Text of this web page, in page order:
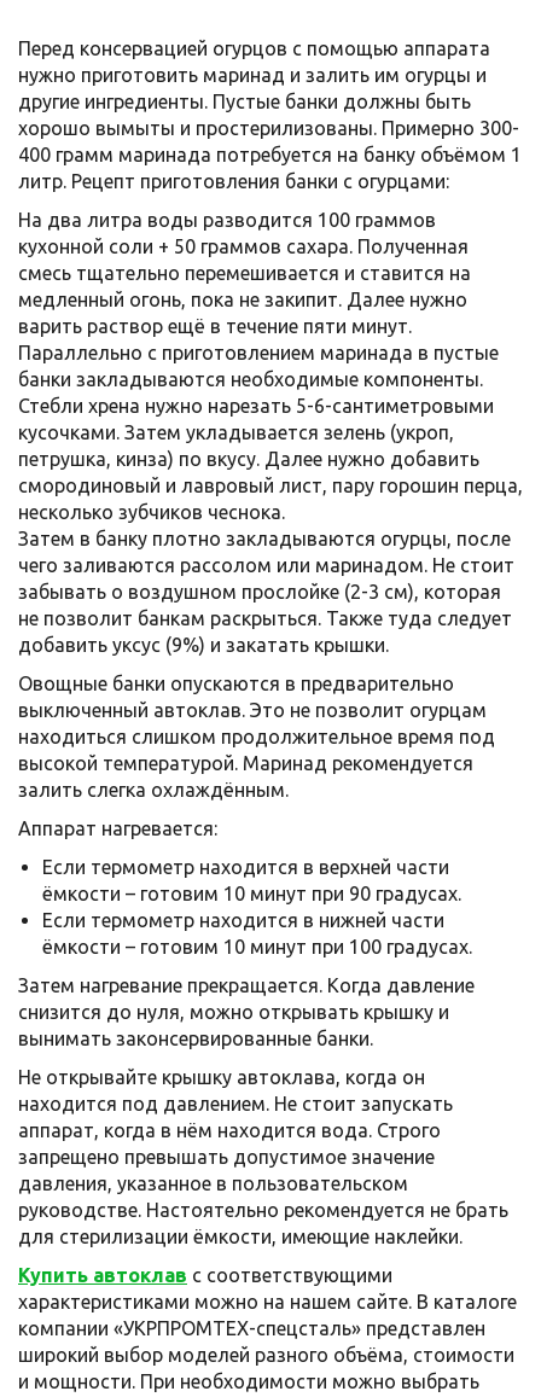
Перед консервацией огурцов с помощью аппарата
нужно приготовить маринад и залить им огурцы и
другие ингредиенты. Пустые банки должны быть
хорошо вымыты и простерилизованы. Примерно 300-
400 грамм маринада потребуется на банку объёмом 1
литр. Рецепт приготовления банки с огурцами:
На два литра воды разводится 100 граммов
кухонной соли + 50 граммов сахара. Полученная
смесь тщательно перемешивается и ставится на
медленный огонь, пока не закипит. Далее нужно
варить раствор ещё в течение пяти минут.
Параллельно с приготовлением маринада в пустые
банки закладываются необходимые компоненты.
Стебли хрена нужно нарезать 5-6-сантиметровыми
кусочками. Затем укладывается зелень (укроп,
петрушка, кинза) по вкусу. Далее нужно добавить
смородиновый и лавровый лист, пару горошин перца,
несколько зубчиков чеснока.
Затем в банку плотно закладываются огурцы, после
чего заливаются рассолом или маринадом. Не стоит
забывать о воздушном прослойке (2-3 см), которая
не позволит банкам раскрыться. Также туда следует
добавить уксус (9%) и закатать крышки.
Овощные банки опускаются в предварительно
выключенный автоклав. Это не позволит огурцам
находиться слишком продолжительное время под
высокой температурой. Маринад рекомендуется
залить слегка охлаждённым.
Аппарат нагревается:
Если термометр находится в верхней части
ёмкости – готовим 10 минут при 90 градусах.
Если термометр находится в нижней части
ёмкости – готовим 10 минут при 100 градусах.
Затем нагревание прекращается. Когда давление
снизится до нуля, можно открывать крышку и
вынимать законсервированные банки.
Не открывайте крышку автоклава, когда он
находится под давлением. Не стоит запускать
аппарат, когда в нём находится вода. Строго
запрещено превышать допустимое значение
давления, указанное в пользовательском
руководстве. Настоятельно рекомендуется не брать
для стерилизации ёмкости, имеющие наклейки.
Купить автоклав с соответствующими
характеристиками можно на нашем сайте. В каталоге
компании «УКРПРОМТЕХ-спецсталь» представлен
широкий выбор моделей разного объёма, стоимости
и мощности. При необходимости можно выбрать